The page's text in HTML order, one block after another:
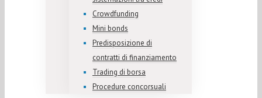
Crowdfunding
Mini bonds
Predisposizione di
contratti di finanziamento
Trading di borsa
Procedure concorsuali